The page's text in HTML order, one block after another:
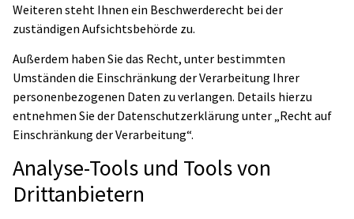
Weiteren steht Ihnen ein Beschwerderecht bei der
zuständigen Aufsichtsbehörde zu.
Außerdem haben Sie das Recht, unter bestimmten
Umständen die Einschränkung der Verarbeitung Ihrer
personenbezogenen Daten zu verlangen. Details hierzu
entnehmen Sie der Datenschutzerklärung unter „Recht auf
Einschränkung der Verarbeitung“.
Analyse-Tools und Tools von
Drittanbietern